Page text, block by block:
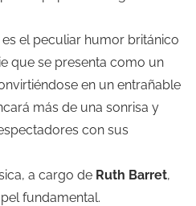
el peculiar humor británico
que se presenta como un
en un entrañable
más de una sonrisa y
con sus
a cargo de Ruth Barret,
fundamental.